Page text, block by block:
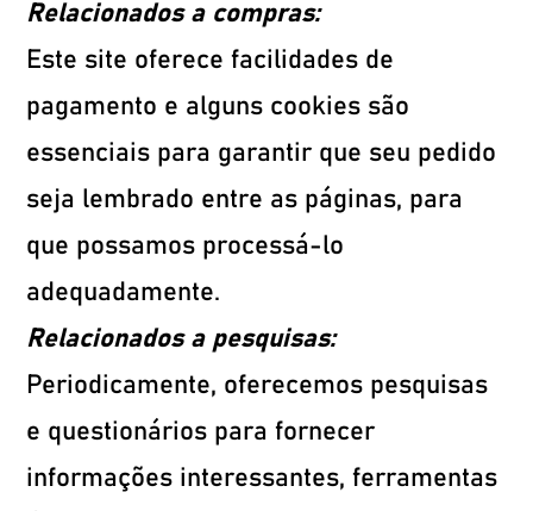
Relacionados a compras:
Este site oferece facilidades de
pagamento e alguns cookies são
essenciais para garantir que seu pedido
seja lembrado entre as páginas, para
que possamos processá-lo
adequadamente.
Relacionados a pesquisas:
Periodicamente, oferecemos pesquisas
e questionários para fornecer
informações interessantes, ferramentas